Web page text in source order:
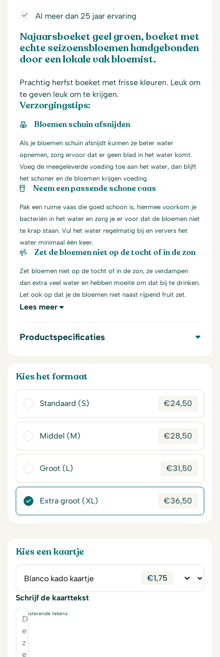
Al meer dan 25 jaar ervaring
Najaarsboeket geel groen, boeket met
echte seizoensbloemen handgebonden
door een lokale vak bloemist.
Prachtig herfst boeket met frisse kleuren. Leuk om
te geven leuk om te krijgen.
Verzorgingstips:
Bloemen schuin afsnijden
Als je bloemen schuin afsnijdt kunnen ze beter water
opnemen, zorg ervoor dat er geen blad in het water komt.
Voeg de meegeleverde voeding toe aan het water, dan blijft
het schoner en de bloemen krijgen voeding.
Neem een passende schone vaas
Pak een ruime vaas die goed schoon is, hiermee voorkom je
bacteriën in het water en zorg je er voor dat de bloemen niet
te krap staan. Vul het water regelmatig bij en ververs het
water minimaal één keer.
Zet de bloemen niet op de tocht of in de zon
Zet bloemen niet op de tocht of in de zon, ze verdampen
dan extra veel water en hebben moeite om dat bij te drinken.
Let ook op dat je de bloemen niet naast rijpend fruit zet.
Lees meer
Productspecificaties
Kies het formaat
Standaard (S) €24,50
Middel (M) €28,50
Groot (L) €31,50
Extra groot (XL) €36,50
Kies een kaartje
€1,75
Schrijf de kaarttekst
resterende tekens